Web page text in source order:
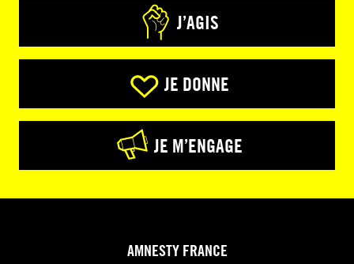
J’AGIS
JE DONNE
JE M’ENGAGE
AMNESTY FRANCE